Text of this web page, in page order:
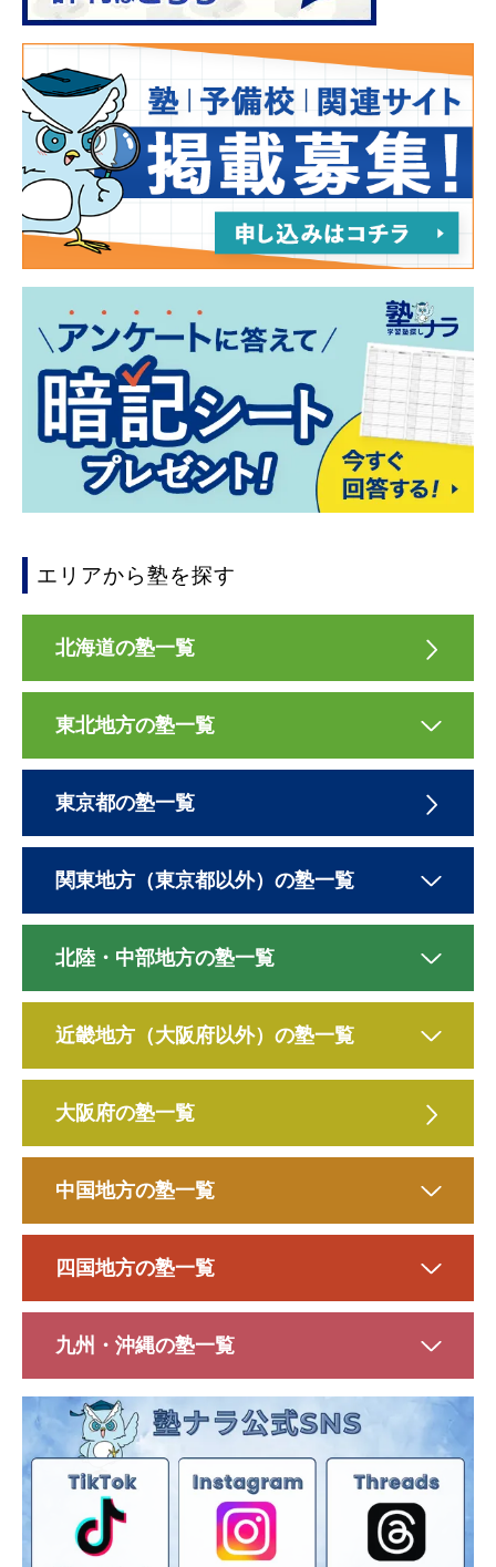
エリアから塾を探す
北海道の塾一覧
東北地方の塾一覧
東京都の塾一覧
関東地方（東京都以外）の塾一覧
北陸・中部地方の塾一覧
近畿地方（大阪府以外）の塾一覧
大阪府の塾一覧
中国地方の塾一覧
四国地方の塾一覧
九州・沖縄の塾一覧